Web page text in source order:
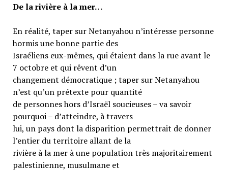
De la rivière à la mer…
En réalité, taper sur Netanyahou n’intéresse personne
hormis une bonne partie des
Israéliens eux-mêmes, qui étaient dans la rue avant le
7 octobre et qui rêvent d’un
changement démocratique ; taper sur Netanyahou
n’est qu’un prétexte pour quantité
de personnes hors d’Israël soucieuses – va savoir
pourquoi – d’atteindre, à travers
lui, un pays dont la disparition permettrait de donner
l’entier du territoire allant de la
rivière à la mer à une population très majoritairement
palestinienne, musulmane et